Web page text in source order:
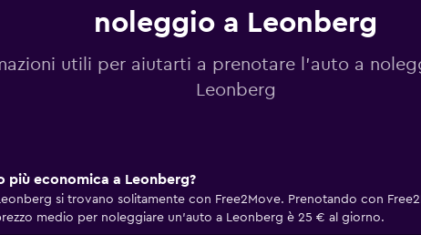
noleggio a Leonberg
utili per aiutarti a prenotare l'auto a
Leonberg
più economica a Leonberg?
si trovano solitamente con Free2Move. Prenotando con
medio per noleggiare un'auto a Leonberg è 25 € al giorno.